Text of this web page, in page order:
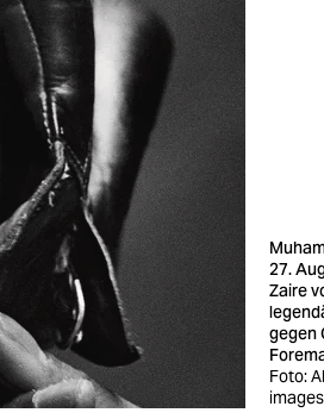
27.
Zaire
gegen
Foto:
images